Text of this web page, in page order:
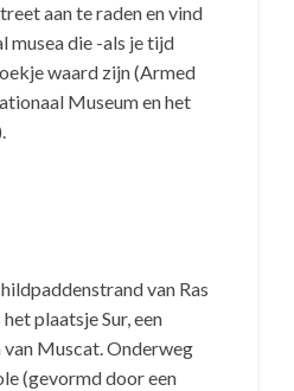
aan te raden en vind
musea die -als je tijd
waard zijn (Armed
Museum en het
van Ras
plaatsje Sur, een
Muscat. Onderweg
(gevormd door een